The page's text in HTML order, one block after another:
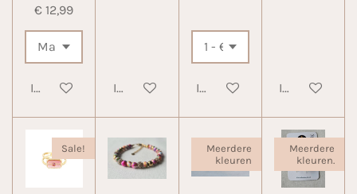
€ 12,99
In winkelwagenIn winkelwagenIn winkelwagen
In
Sale!
Meerdere
kleuren
Meerdere
kleuren.